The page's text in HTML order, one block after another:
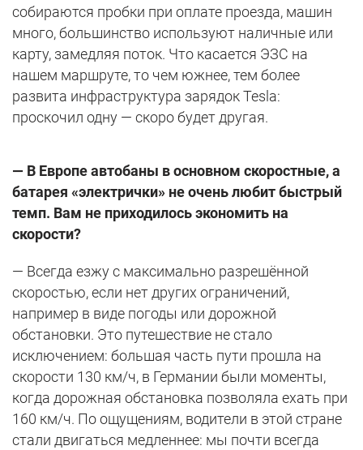
собираются пробки при оплате проезда, машин
много, большинство используют наличные или
карту, замедляя поток. Что касается ЭЗС на
нашем маршруте, то чем южнее, тем более
развита инфраструктура зарядок Tesla:
проскочил одну — скоро будет другая.
— В Европе автобаны в основном скоростные, а
батарея «электрички» не очень любит быстрый
темп. Вам не приходилось экономить на
скорости?
— Всегда езжу с максимально разрешённой
скоростью, если нет других ограничений,
например в виде погоды или дорожной
обстановки. Это путешествие не стало
исключением: большая часть пути прошла на
скорости 130 км/ч, в Германии были моменты,
когда дорожная обстановка позволяла ехать при
160 км/ч. По ощущениям, водители в этой стране
стали двигаться медленнее: мы почти всегда